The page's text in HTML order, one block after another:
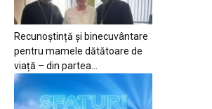
Recunoștință și binecuvântare
pentru mamele dătătoare de
viață – din partea...